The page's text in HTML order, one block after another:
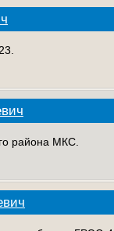
района МКС.